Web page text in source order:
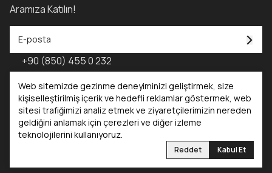
Web sitemizde gezinme deneyiminizi geliştirmek, size
kişiselleştirilmiş içerik ve hedefli reklamlar göstermek, web
sitesi trafiğimizi analiz etmek ve ziyaretçilerimizin nereden
geldiğini anlamak için çerezleri ve diğer izleme
teknolojilerini kullanıyoruz.
Reddet Kabul Et
Kataloglar
Konfor Mobilya Konfor Yatak
Aramıza Katılın!
+90 (850) 455 0 232
Konfor Mobilya Kataloğu - 2025
©2025 Tüm Hakları Saklıdır. Konfor Mobilya | Reliefers Digital